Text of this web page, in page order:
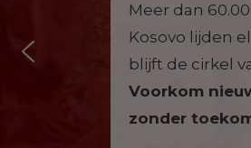
Meer dan
Kosovo lijden
blijft de cirkel
Voorkom
zonder